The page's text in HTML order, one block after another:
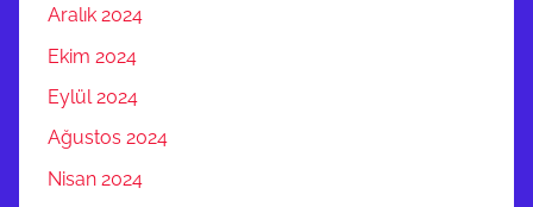
,
Ç
i
d
Aralık 2024
Ekim 2024
Eylül 2024
Ağustos 2024
Nisan 2024